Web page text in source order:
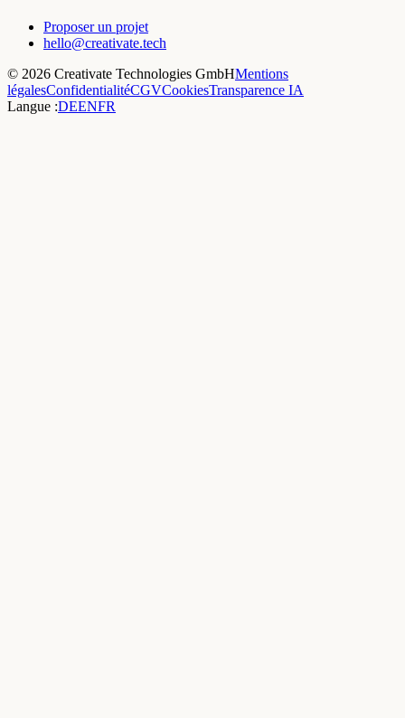
Proposer un projet
hello@creativate.tech
© 2026 Creativate Technologies GmbHMentions
légalesConfidentialitéCGVCookiesTransparence IA
Langue :DEENFR